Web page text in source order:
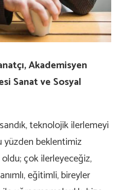
Akademisyen
Sanat ve Sosyal
teknolojik ilerlemeyi
yüzden beklentimiz
çok ilerleyeceğiz,
eğitimli, bireyler